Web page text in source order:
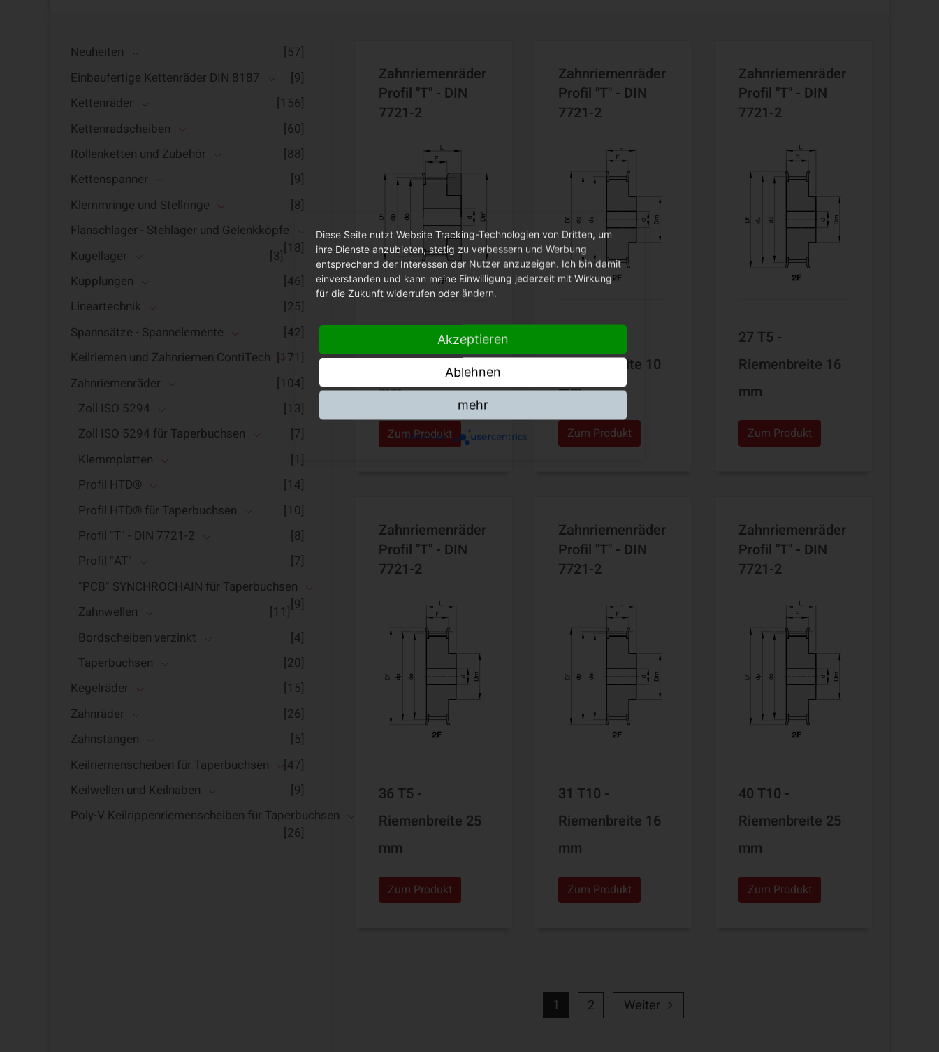
Zahnriemenräder
Profil "T" - DIN
7721-2
Riemenbreite 6
mm
Zum Produkt
Zahnriemenräder
Profil "T" - DIN
7721-2
Riemenbreite 10
mm
Zum Produkt
Zahnriemenräder
Profil "T" - DIN
7721-2
27 T5 -
Riemenbreite 16
mm
Zum Produkt
Zahnriemenräder
Profil "T" - DIN
7721-2
36 T5 -
Riemenbreite 25
mm
Zum Produkt
Zahnriemenräder
Profil "T" - DIN
7721-2
31 T10 -
Riemenbreite 16
mm
Zum Produkt
Zahnriemenräder
Profil "T" - DIN
7721-2
40 T10 -
Riemenbreite 25
mm
Zum Produkt
1 2 Weiter
Neuheiten
[57]
Einbaufertige Kettenräder DIN 8187
[9]
Kettenräder
[156]
Kettenradscheiben
[60]
Rollenketten und Zubehör
[88]
Kettenspanner
[9]
Klemmringe und Stellringe
[8]
Flanschlager - Stehlager und Gelenkköpfe
[18]
Kugellager
[3]
Kupplungen
[46]
Lineartechnik
[25]
Spannsätze - Spannelemente
[42]
Keilriemen und Zahnriemen ContiTech [171]
Zahnriemenräder
[104]
Zoll ISO 5294
[13]
Zoll ISO 5294 für Taperbuchsen
[7]
Klemmplatten
[1]
Profil HTD®
[14]
Profil HTD® für Taperbuchsen
[10]
Profil "T" - DIN 7721-2
[8]
Profil "AT"
[7]
"PCB" SYNCHROCHAIN für Taperbuchsen
[9]
Zahnwellen
[11]
Bordscheiben verzinkt
[4]
Taperbuchsen
[20]
Kegelräder
[15]
Zahnräder
[26]
Zahnstangen
[5]
Keilriemenscheiben für Taperbuchsen
[47]
Keilwellen und Keilnaben
[9]
Poly-V Keilrippenriemenscheiben für Taperbuchsen
[26]
Diese Seite nutzt Website Tracking-Technologien von Dritten, um
ihre Dienste anzubieten, stetig zu verbessern und Werbung
entsprechend der Interessen der Nutzer anzuzeigen. Ich bin damit
einverstanden und kann meine Einwilligung jederzeit mit Wirkung
für die Zukunft widerrufen oder ändern.
Akzeptieren
Ablehnen
mehr
Powered by